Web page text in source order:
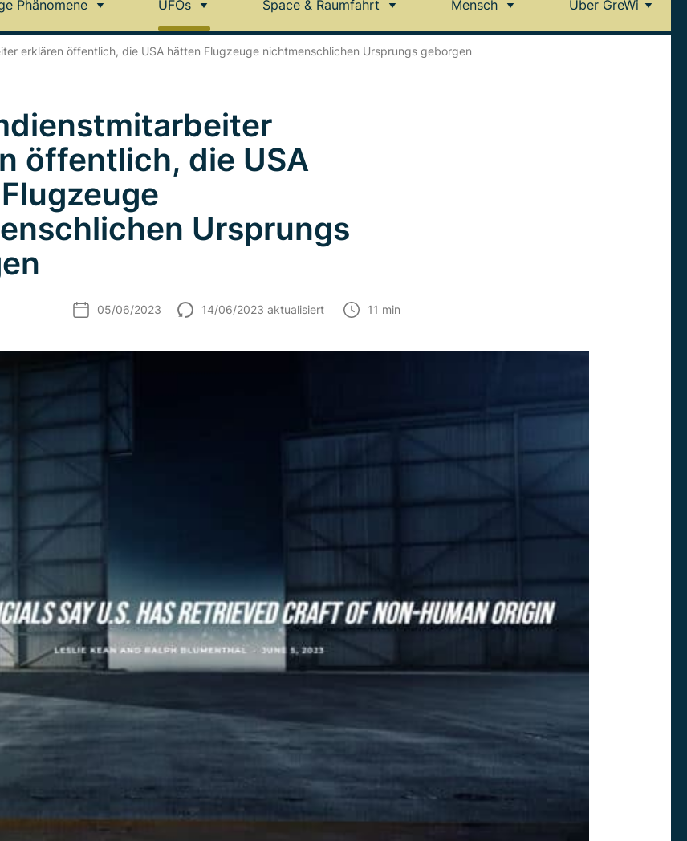
Phänomene UFOs Space & Raumfahrt Mensch Über GreWi
erklären öffentlich, die USA hätten Flugzeuge nichtmenschlichen Ursprungs geborgen
öffentlich, die USA
Ursprungs
05/06/2023 14/06/2023 aktualisiert 11 min